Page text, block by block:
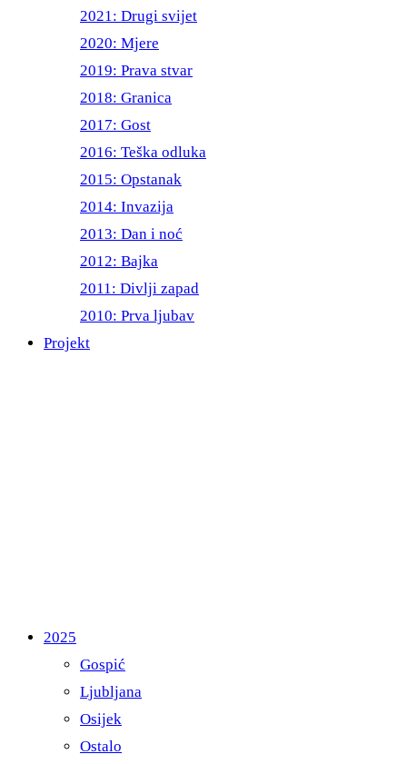
2021: Drugi svijet
2020: Mjere
2019: Prava stvar
2018: Granica
2017: Gost
2016: Teška odluka
2015: Opstanak
2014: Invazija
2013: Dan i noć
2012: Bajka
2011: Divlji zapad
2010: Prva ljubav
Projekt
2025
Gospić
Ljubljana
Osijek
Ostalo